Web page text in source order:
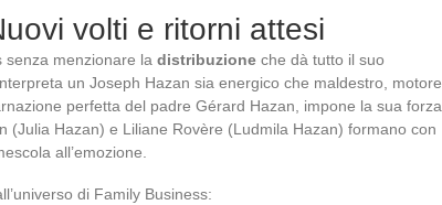
volti e ritorni attesi
senza menzionare la distribuzione che dà tutto il suo
un Joseph Hazan sia energico che maldestro, motore
perfetta del padre Gérard Hazan, impone la sua forza
(Julia Hazan) e Liliane Rovère (Ludmila Hazan) formano con
all’emozione.
di Family Business: